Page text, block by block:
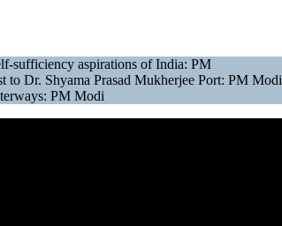
sufficiency aspirations of India: PM
to Dr. Shyama Prasad Mukherjee Port: PM Modi
PM Modi